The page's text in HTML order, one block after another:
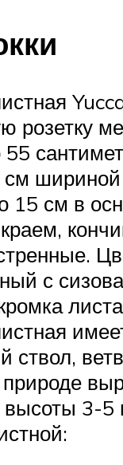
розетку
55
см
15 см в
с
ствол,
высоты 3-5